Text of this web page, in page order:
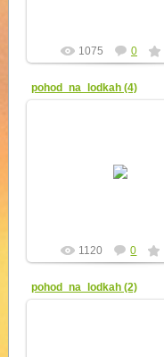
1075 0
pohod_na_lodkah (4)
1120 0
pohod_na_lodkah (2)